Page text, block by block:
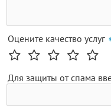
Оцените качество услуг
Для защиты от спама